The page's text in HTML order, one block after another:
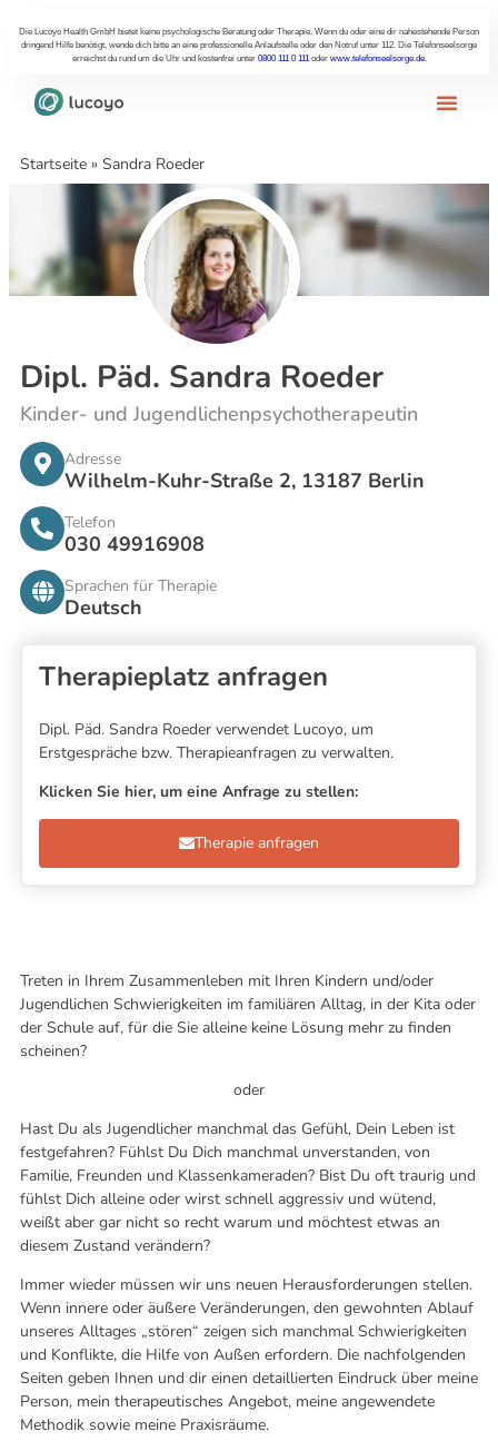
Die Lucoyo Health GmbH bietet keine psychologische Beratung oder Therapie. Wenn du oder eine dir nahestehende Person
dringend Hilfe benötigt, wende dich bitte an eine professionelle Anlaufstelle oder den Notruf unter 112. Die Telefonseelsorge
erreichst du rund um die Uhr und kostenfrei unter 0800 111 0 111oder www.telefonseelsorge.de.
Startseite » Sandra Roeder
Dipl. Päd. Sandra Roeder
Kinder- und Jugendlichenpsychotherapeutin
Adresse
Wilhelm-Kuhr-Straße 2, 13187 Berlin
Telefon
030 49916908
Sprachen für Therapie
Deutsch
Therapieplatz anfragen
Dipl. Päd. Sandra Roeder verwendet Lucoyo, um
Erstgespräche bzw. Therapieanfragen zu verwalten.
Klicken Sie hier, um eine Anfrage zu stellen:
Therapie anfragen
Treten in Ihrem Zusammenleben mit Ihren Kindern und/oder
Jugendlichen Schwierigkeiten im familiären Alltag, in der Kita oder
der Schule auf, für die Sie alleine keine Lösung mehr zu finden
scheinen?
oder
Hast Du als Jugendlicher manchmal das Gefühl, Dein Leben ist
festgefahren? Fühlst Du Dich manchmal unverstanden, von
Familie, Freunden und Klassenkameraden? Bist Du oft traurig und
fühlst Dich alleine oder wirst schnell aggressiv und wütend,
weißt aber gar nicht so recht warum und möchtest etwas an
diesem Zustand verändern?
Immer wieder müssen wir uns neuen Herausforderungen stellen.
Wenn innere oder äußere Veränderungen, den gewohnten Ablauf
unseres Alltages „stören“ zeigen sich manchmal Schwierigkeiten
und Konflikte, die Hilfe von Außen erfordern. Die nachfolgenden
Seiten geben Ihnen und dir einen detaillierten Eindruck über meine
Person, mein therapeutisches Angebot, meine angewendete
Methodik sowie meine Praxisräume.